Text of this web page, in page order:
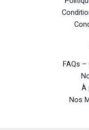
FAQs
À
Nos